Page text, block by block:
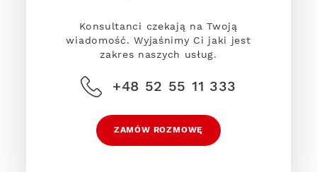
Konsultanci czekają na Twoją
wiadomość. Wyjaśnimy Ci jaki jest
zakres naszych usług.
+48 52 55 11 333
ZAMÓW ROZMOWĘ